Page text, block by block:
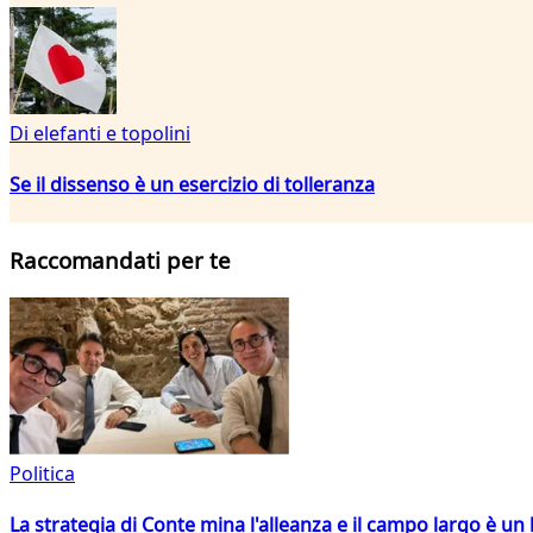
Di elefanti e topolini
Se il dissenso è un esercizio di tolleranza
Raccomandati per te
Politica
La strategia di Conte mina l'alleanza e il campo largo è